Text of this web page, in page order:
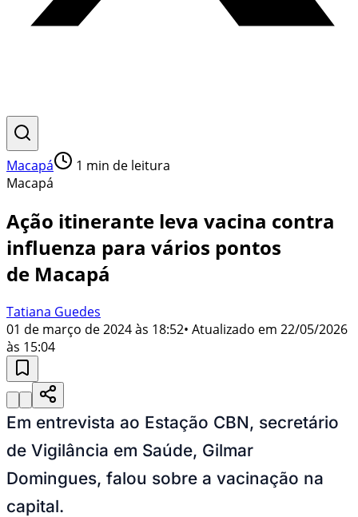
Macapá 1 min de leitura
Macapá
Ação itinerante leva vacina contra
influenza para vários pontos
de Macapá
Tatiana Guedes
01 de março de 2024 às 18:52• Atualizado em 22/05/2026
às 15:04
Em entrevista ao Estação CBN, secretário
de Vigilância em Saúde, Gilmar
Domingues, falou sobre a vacinação na
capital.